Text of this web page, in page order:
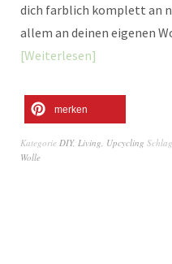
dich farblich komplett an
allem an deinen eigenen
Weiterlesen
merken
Kategorie DIY, Living Upcycling
Wolle